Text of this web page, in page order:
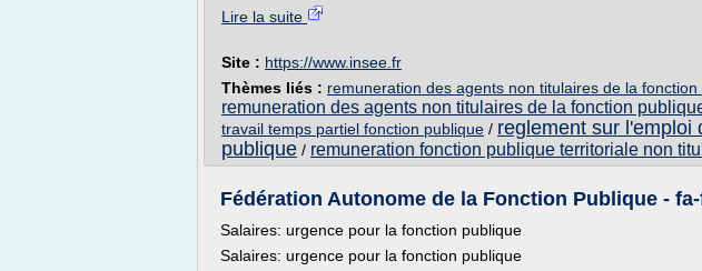
Lire la suite
Site : https://www.insee.fr
Thèmes liés : remuneration des agents non titulaires de la
remuneration des agents non titulaires de la fonction
travail temps partiel fonction publique / reglement sur l'emploi
publique / remuneration fonction publique territoriale non
Fédération Autonome de la Fonction Publique -
Salaires: urgence pour la fonction publique
Salaires: urgence pour la fonction publique